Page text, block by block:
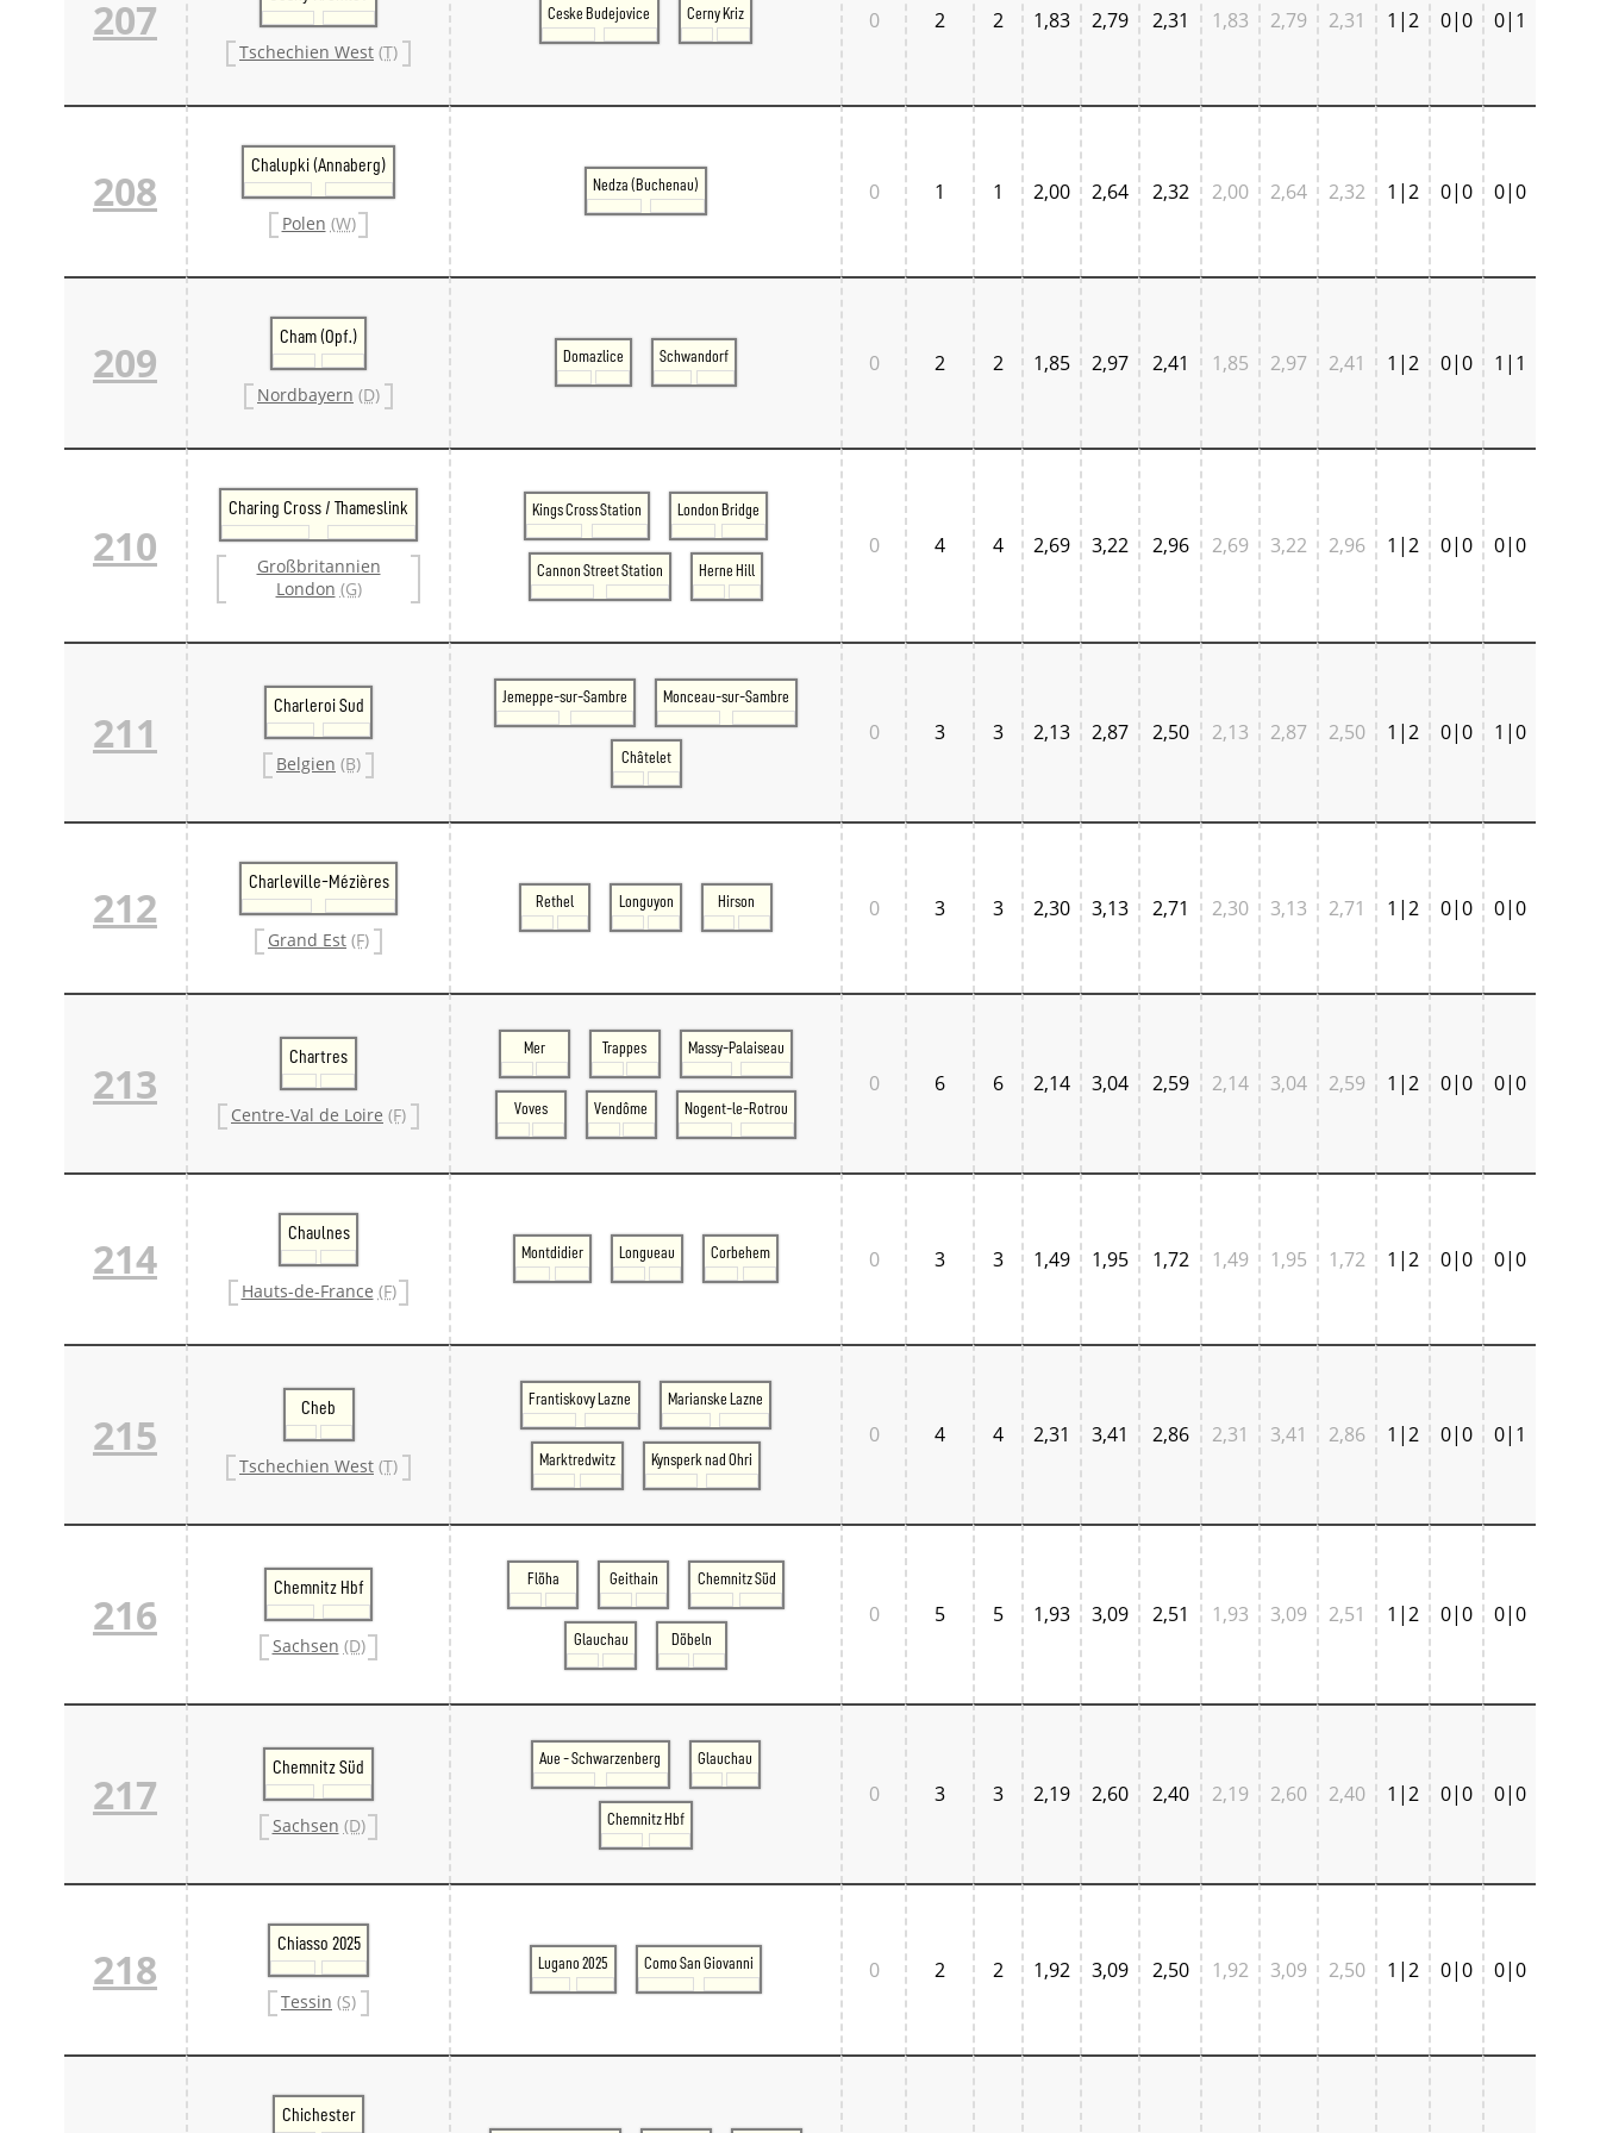
207
Tschechien West (T)
Ceske Budejovice Cerny Kriz 0 2 2 1,83 2,79 2,31 1,83 2,79 2,31 1|2 0|0 0|1
208
Chalupki (Annaberg)
Polen (W)
Nedza (Buchenau) 0 1 1 2,00 2,64 2,32 2,00 2,64 2,32 1|2 0|0 0|0
209
Cham (Opf.)
Nordbayern (D)
Domazlice Schwandorf 0 2 2 1,85 2,97 2,41 1,85 2,97 2,41 1|2 0|0 1|1
210
Charing Cross / Thameslink
Großbritannien
London (G)
Kings Cross Station London Bridge
Cannon Street Station Herne Hill
0 4 4 2,69 3,22 2,96 2,69 3,22 2,96 1|2 0|0 0|0
211
Charleroi Sud
Belgien (B)
Jemeppe-sur-Sambre Monceau-sur-Sambre
Châtelet
0 3 3 2,13 2,87 2,50 2,13 2,87 2,50 1|2 0|0 1|0
212
Charleville-Mézières
Grand Est (F)
Rethel Longuyon Hirson 0 3 3 2,30 3,13 2,71 2,30 3,13 2,71 1|2 0|0 0|0
213
Chartres
Centre-Val de Loire (F)
Mer Trappes Massy-Palaiseau
Voves Vendôme Nogent-le-Rotrou
0 6 6 2,14 3,04 2,59 2,14 3,04 2,59 1|2 0|0 0|0
214
Chaulnes
Hauts-de-France (F)
Montdidier Longueau Corbehem 0 3 3 1,49 1,95 1,72 1,49 1,95 1,72 1|2 0|0 0|0
215
Cheb
Tschechien West (T)
Frantiskovy Lazne Marianske Lazne
Marktredwitz Kynsperk nad Ohri
0 4 4 2,31 3,41 2,86 2,31 3,41 2,86 1|2 0|0 0|1
216
Chemnitz Hbf
Sachsen (D)
Flöha Geithain Chemnitz Süd
Glauchau Döbeln
0 5 5 1,93 3,09 2,51 1,93 3,09 2,51 1|2 0|0 0|0
217
Chemnitz Süd
Sachsen (D)
Aue - Schwarzenberg Glauchau
Chemnitz Hbf
0 3 3 2,19 2,60 2,40 2,19 2,60 2,40 1|2 0|0 0|0
218
Chiasso 2025
Tessin (S)
Lugano 2025 Como San Giovanni 0 2 2 1,92 3,09 2,50 1,92 3,09 2,50 1|2 0|0 0|0
Chichester